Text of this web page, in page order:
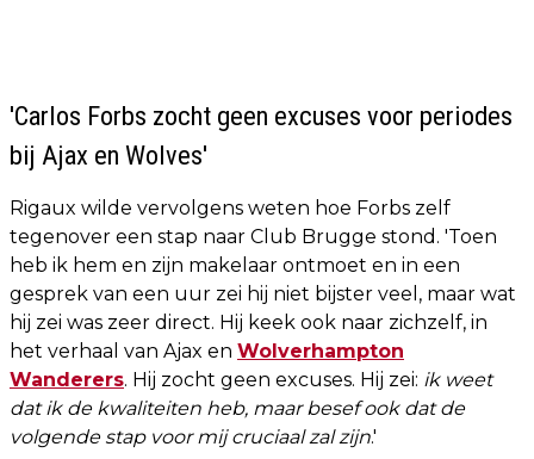
'Carlos Forbs zocht geen excuses voor periodes
bij Ajax en Wolves'
Rigaux wilde vervolgens weten hoe Forbs zelf
tegenover een stap naar Club Brugge stond. 'Toen
heb ik hem en zijn makelaar ontmoet en in een
gesprek van een uur zei hij niet bijster veel, maar wat
hij zei was zeer direct. Hij keek ook naar zichzelf, in
het verhaal van Ajax en Wolverhampton
Wanderers. Hij zocht geen excuses. Hij zei: ik weet
dat ik de kwaliteiten heb, maar besef ook dat de
volgende stap voor mij cruciaal zal zijn.'